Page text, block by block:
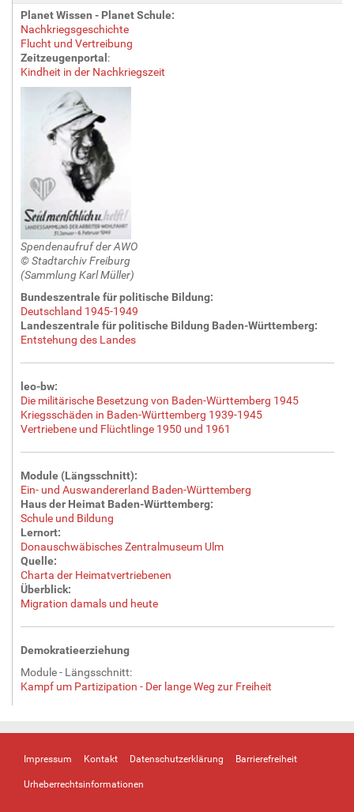
v
o
l
l
e
r
Planet Wissen - Planet Schule:
Nachkriegsgeschichte
Flucht und Vertreibung
Zeitzeugenportal :
Kindheit in der Nachkriegszeit
Spendenaufruf der AWO
© Stadtarchiv Freiburg
(Sammlung Karl Müller)
Bundeszentrale für politische Bildung:
Deutschland 1945-1949
Landeszentrale für politische Bildung Baden-Württemberg:
Entstehung des Landes
leo-bw:
Die militärische Besetzung von Baden-Württemberg 1945
Kriegsschäden in Baden-Württemberg 1939-1945
Vertriebene und Flüchtlinge 1950 und 1961
Module (Längsschnitt):
Ein- und Auswandererland Baden-Württemberg
Haus der Heimat Baden-Württemberg:
Schule und Bildung
Lernort:
Donauschwäbisches Zentralmuseum Ulm
Quelle:
Charta der Heimatvertriebenen
Überblick:
Migration damals und heute
Demokratieerziehung
Module - Längsschnitt:
Kampf um Partizipation - Der lange Weg zur Freiheit
Impressum Kontakt Datenschutzerklärung Barrierefreiheit
Urheberrechtsinformationen